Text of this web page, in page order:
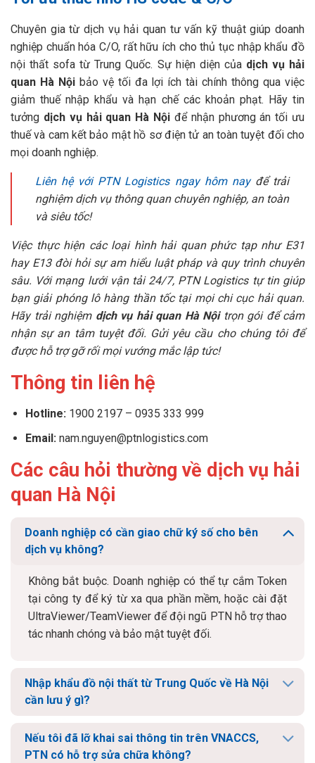
Chuyên gia từ dịch vụ hải quan tư vấn kỹ thuật giúp doanh
nghiệp chuẩn hóa C/O, rất hữu ích cho thủ tục nhập khẩu đồ
nội thất sofa từ Trung Quốc. Sự hiện diện của dịch vụ hải
quan Hà Nộibảo vệ tối đa lợi ích tài chính thông qua việc
giảm thuế nhập khẩu và hạn chế các khoản phạt. Hãy tin
tưởng dịch vụ hải quan Hà Nội để nhận phương án tối ưu
thuế và cam kết bảo mật hồ sơ điện tử an toàn tuyệt đối cho
mọi doanh nghiệp.
Liên hệ với PTN Logistics ngay hôm nayđể trải
nghiệm dịch vụ thông quan chuyên nghiệp, an toàn
và siêu tốc!
Việc thực hiện các loại hình hải quan phức tạp như E31
hay E13 đòi hỏi sự am hiểu luật pháp và quy trình chuyên
sâu. Với mạng lưới vận tải 24/7, PTN Logistics tự tin giúp
bạn giải phóng lô hàng thần tốc tại mọi chi cục hải quan.
Hãy trải nghiệm dịch vụ hải quan Hà Nộitrọn gói để cảm
nhận sự an tâm tuyệt đối. Gửi yêu cầu cho chúng tôi để
được hỗ trợ gỡ rối mọi vướng mắc lập tức!
Thông tin liên hệ
Hotline:1900 2197 – 0935 333 999
Email:nam.nguyen@ptnlogistics.com
Các câu hỏi thường về dịch vụ hải
quan Hà Nội
Doanh nghiệp có cần giao chữ ký số cho bên
dịch vụ không?
Không bắt buộc. Doanh nghiệp có thể tự cắm Token
tại công ty để ký từ xa qua phần mềm, hoặc cài đặt
UltraViewer/TeamViewer để đội ngũ PTN hỗ trợ thao
tác nhanh chóng và bảo mật tuyệt đối.
Nhập khẩu đồ nội thất từ Trung Quốc về Hà Nội
cần lưu ý gì?
Nếu tôi đã lỡ khai sai thông tin trên VNACCS,
PTN có hỗ trợ sửa chữa không?